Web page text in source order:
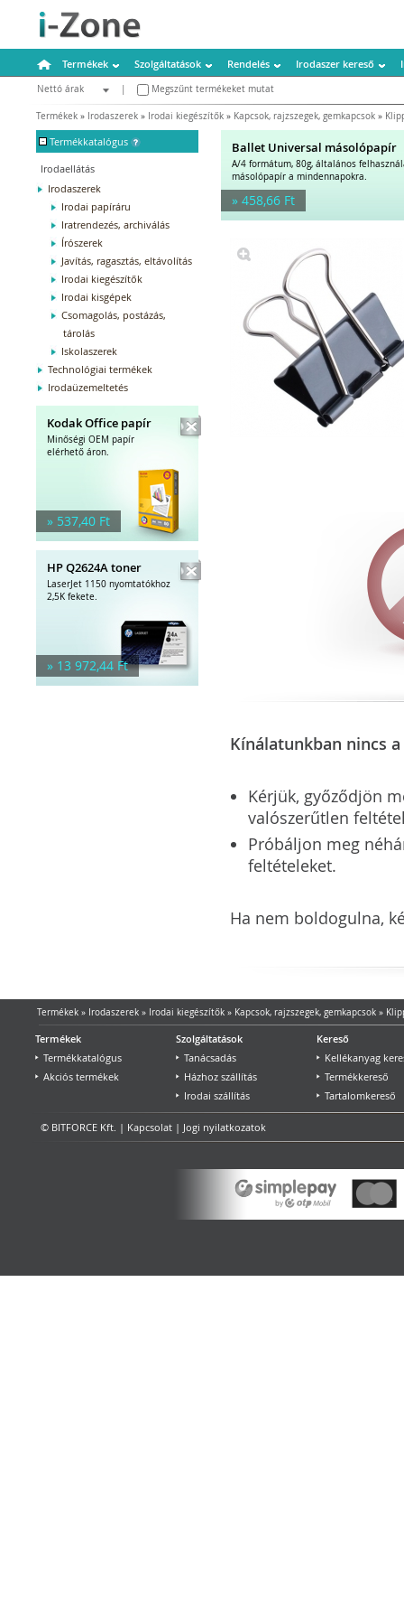
Termékek Szolgáltatások Rendelés Irodaszer kereső
Nettó árak
Megszűnt termékeket mutat
Termékek » Irodaszerek » Irodai kiegészítők » Kapcsok, rajzszegek, gemkapcsok »
- Termékkatalógus
Irodaellátás
Irodaszerek
Irodai papíráru
Iratrendezés, archiválás
Írószerek
Javítás, ragasztás, eltávolítás
Irodai kiegészítők
Irodai kisgépek
Csomagolás, postázás,
tárolás
Iskolaszerek
Technológiai termékek
Irodaüzemeltetés
Kodak Office papír
Minőségi OEM papír
elérhető áron.
» 537,40 Ft
HP Q2624A toner
LaserJet 1150 nyomtatókhoz
2,5K fekete.
» 13 972,44 Ft
Ballet Universal másolópapír
A/4 formátum, 80g, általános
másolópapír a mindennapokra.
» 458,66 Ft
Kínálatunkban nincs
Kérjük, győződjön
valószerűtlen
Próbáljon meg
feltételeket.
Ha nem boldogulna,
Termékek» Irodaszerek» Irodai kiegészítők» Kapcsok, rajzszegek, gemkapcsok»
Termékek
Termékkatalógus
Akciós termékek
Szolgáltatások
Tanácsadás
Házhoz szállítás
Irodai szállítás
Kereső
Kellékanyag
Termékkereső
Tartalomkereső
© BITFORCE Kft. | Kapcsolat | Jogi nyilatkozatok